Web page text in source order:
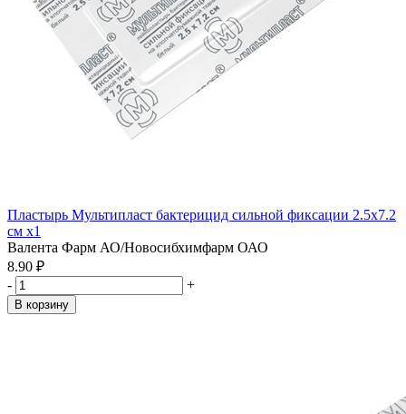
Пластырь Мультипласт бактерицид сильной фиксации 2.5х7.2
см x1
Валента Фарм АО/Новосибхимфарм ОАО
8.90 ₽
-
+
В корзину